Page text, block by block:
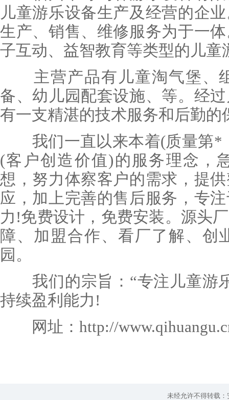
儿童游乐设备生产及经营的
生产、销售、维修服务为于一
子互动、益智教育等类型的儿童
主营产品有儿童淘气堡、
备、幼儿园配套设施、等。经
有一支精湛的技术服务和后勤的
我们一直以来本着(质量第*
(客户创造价值)的服务理念，
想，努力体察客户的需求，提
应，加上完善的售后服务，专
力!免费设计，免费安装。源头
障、加盟合作、看厂了解、创
园。
我们的宗旨：“专注儿童游
持续盈利能力!
网址：http://
未经允许不得转载：